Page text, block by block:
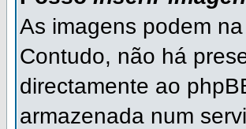
As imagens podem
Contudo, não há
directamente ao
armazenada num